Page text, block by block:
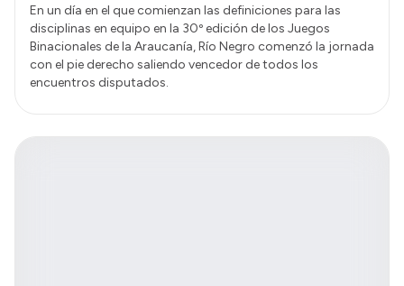
En un día en el que comienzan las definiciones para las
disciplinas en equipo en la 30º edición de los Juegos
Binacionales de la Araucanía, Río Negro comenzó la jornada
con el pie derecho saliendo vencedor de todos los
encuentros disputados.